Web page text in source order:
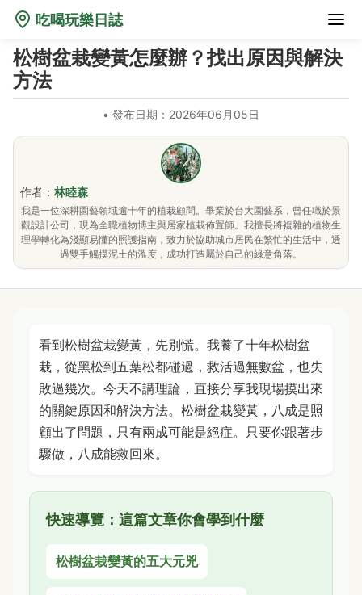
吃喝玩樂日誌
松樹盆栽變黃怎麼辦？找出原因與解決
方法
• 發布日期：2026年06月05日
作者： 林睦森
我是一位深耕園藝領域逾十年的植栽顧問。畢業於台大園藝系，曾任職於景
觀設計公司，現為全職植物博主與居家植栽佈置師。我擅長將複雜的植物生
理學轉化為淺顯易懂的照護指南，致力於協助城市居民在繁忙的生活中，透
過雙手觸摸泥土的溫度，成功打造屬於自己的綠意角落。
看到松樹盆栽變黃，先別慌。我養了十年松樹盆
栽，從黑松到五葉松都碰過，救活過無數盆，也失
敗過幾次。今天不講理論，直接分享我現場摸出來
的關鍵原因和解決方法。松樹盆栽變黃，八成是照
顧出了問題，只有兩成可能是絕症。只要你跟著步
驟做，八成能救回來。
快速導覽：這篇文章你會學到什麼
松樹盆栽變黃的五大元兇